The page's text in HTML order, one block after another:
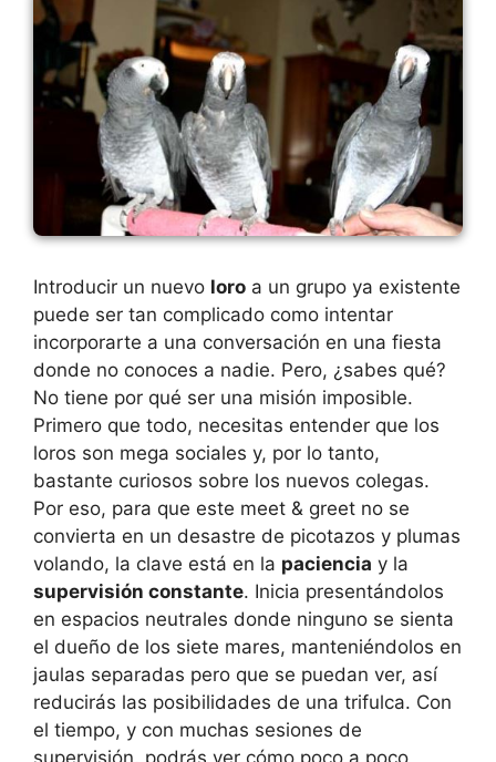
Introducir un nuevo loro a un grupo ya existente
puede ser tan complicado como intentar
incorporarte a una conversación en una fiesta
donde no conoces a nadie. Pero, ¿sabes qué?
No tiene por qué ser una misión imposible.
Primero que todo, necesitas entender que los
loros son mega sociales y, por lo tanto,
bastante curiosos sobre los nuevos colegas.
Por eso, para que este meet & greet no se
convierta en un desastre de picotazos y plumas
volando, la clave está en la paciencia y la
supervisión constante. Inicia presentándolos
en espacios neutrales donde ninguno se sienta
el dueño de los siete mares, manteniéndolos en
jaulas separadas pero que se puedan ver, así
reducirás las posibilidades de una trifulca. Con
el tiempo, y con muchas sesiones de
supervisión, podrás ver cómo poco a poco